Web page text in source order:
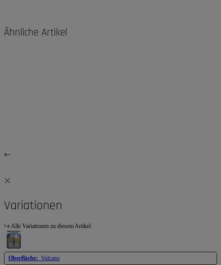
Ähnliche Artikel
Variationen
Alle Variationen zu diesem Artikel
Oberfläche: Volcano